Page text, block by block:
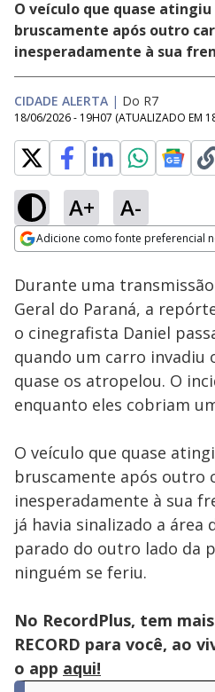
O veículo que quase
bruscamente após outro
inesperadamente à sua
CIDADE ALERTA | Do R7
18/06/2026 - 19H07 (ATUALIZADO EM
A+ A-
Adicione como fonte preferencial
Ativar
Loaded
32.43%
Durante uma
Geral do Paraná, a
o cinegrafista Daniel
quando um carro invadiu
quase os atropelou. O
enquanto eles cobriam
O veículo que quase
bruscamente após outro
inesperadamente à sua
já havia sinalizado a área
parado do outro lado da
ninguém se feriu.
No RecordPlus, tem
RECORD para você, ao
o app aqui!